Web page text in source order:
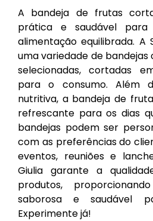
A bandeja de frutas
prática e saudável
alimentação equilibrada. A
uma variedade de
selecionadas, cortadas
para o consumo. Além
nutritiva, a bandeja de
refrescante para os dias
bandejas podem ser
com as preferências do
eventos, reuniões e
Giulia garante a
produtos,
saborosa e saudável
Experimente já!